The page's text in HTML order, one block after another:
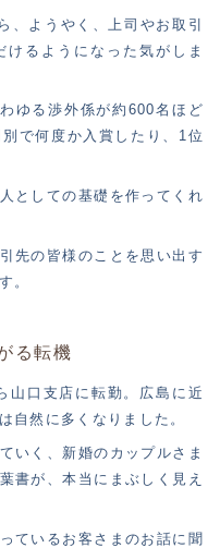
、ようやく、上司やお取引
るようになった気がしま
ゆる渉外係が約600名ほど
で何度か入賞したり、1位
としての基礎を作ってくれ
先の皆様のことを思い出す
。
る転機
山口支店に転勤。広島に近
自然に多くなりました。
いく、新婚のカップルさま
書が、本当にまぶしく見え
ているお客さまのお話に聞